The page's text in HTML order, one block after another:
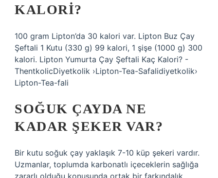
KALORI?
100 gram Lipton’da 30 kalori var. Lipton Buz Çay
Şeftali 1 Kutu (330 g) 99 kalori, 1 şişe (1000 g) 300
kalori. Lipton Yumurta Çay Şeftali Kaç Kalori? -
ThentkolicDiyetkolik ›Lipton-Tea-Safalidiyetkolik›
Lipton-Tea-fali
SOĞUK ÇAYDA NE
KADAR ŞEKER VAR?
Bir kutu soğuk çay yaklaşık 7-10 küp şekeri vardır.
Uzmanlar, toplumda karbonatlı içeceklerin sağlığa
zararlı olduğu konusunda ortak bir farkındalık